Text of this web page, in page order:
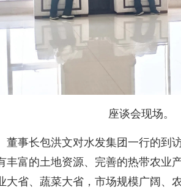
座谈会现场。
事长包洪文对水发集团一行的到
丰富的土地资源、完善的热带农业
大省、蔬菜大省，市场规模广阔、